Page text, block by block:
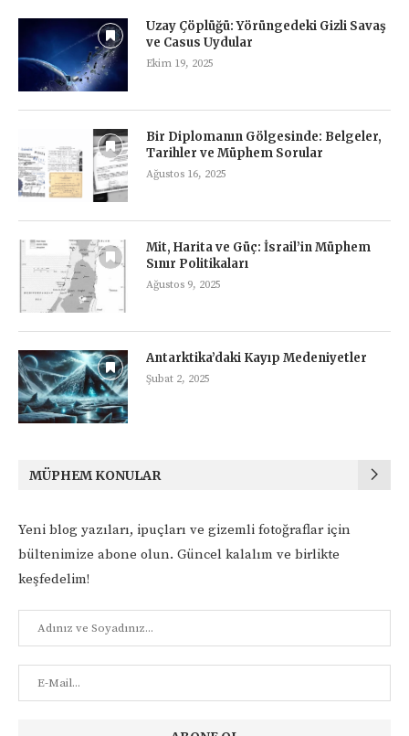
Uzay Çöplüğü: Yörüngedeki Gizli Savaş
ve Casus Uydular
Ekim 19, 2025
Bir Diplomanın Gölgesinde: Belgeler,
Tarihler ve Müphem Sorular
Ağustos 16, 2025
Mit, Harita ve Güç: İsrail’in Müphem
Sınır Politikaları
Ağustos 9, 2025
Antarktika’daki Kayıp Medeniyetler
Şubat 2, 2025
MÜPHEM KONULAR
Yeni blog yazıları, ipuçları ve gizemli fotoğraflar için
bültenimize abone olun. Güncel kalalım ve birlikte
keşfedelim!